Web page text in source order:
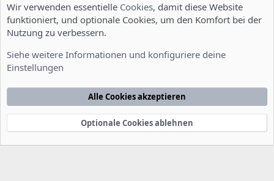
Nutzungsbedingungen Datenschutzerklärung
Startseite
e
Community platform by XenForo® © 2010-2022 XenForo Ltd.
xenDach©2010-2014
Wir verwenden essentielle Cookies, damit diese Website
funktioniert, und optionale Cookies, um den Komfort bei der
Nutzung zu verbessern.
Siehe weitere Informationen und konfiguriere deine
Einstellungen
Alle Cookies akzeptieren
Optionale Cookies ablehnen